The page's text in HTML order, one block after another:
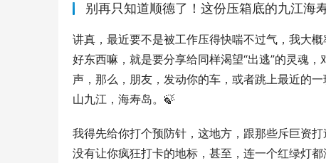
别再只知道顺德了！这份压箱底的九江海
讲真，最近要不是被工作压得快喘不过气，我大
好东西嘛，就是要分享给同样渴望“出逃”的灵魂
声，那么，朋友，发动你的车，或者跳上最近的
山九江，海寿岛。🍃
我得先给你打个预防针，这地方，跟那些斥巨资
没有让你疯狂打卡的地标，甚至，连一个红绿灯